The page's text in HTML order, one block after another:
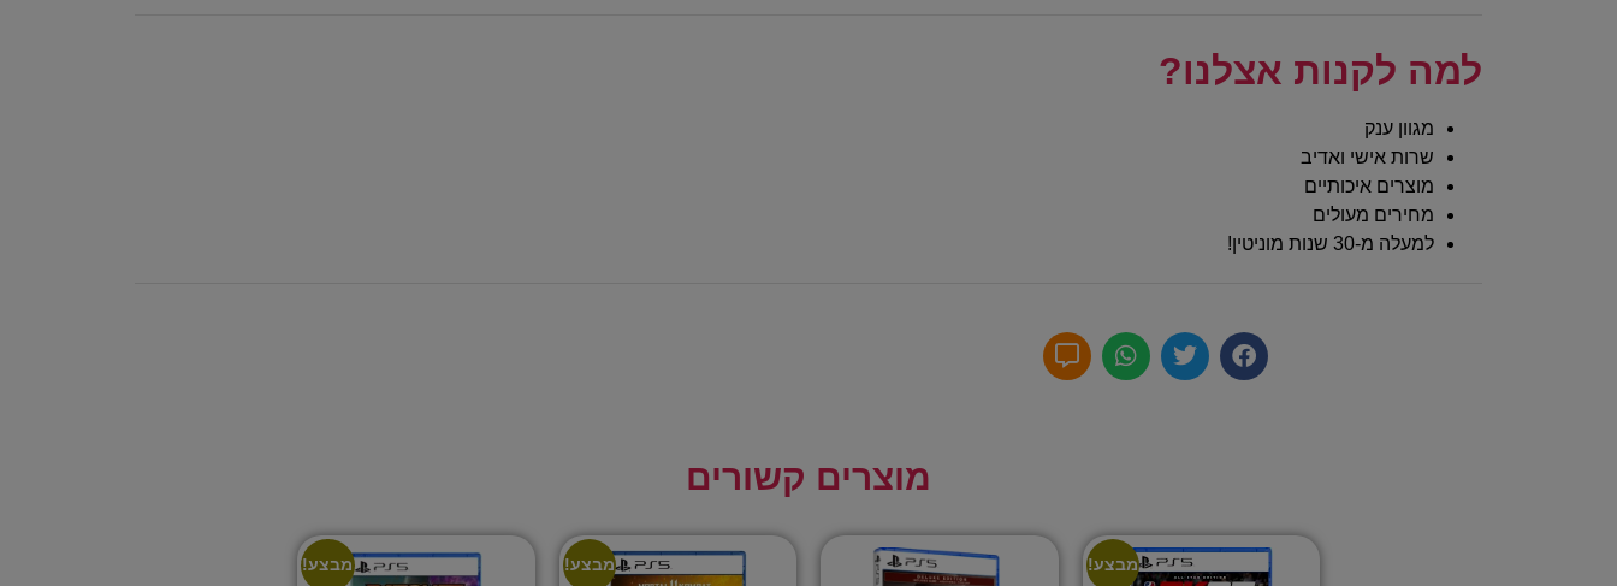
למה לקנות אצלנו?
מגוון ענק
שרות אישי ואדיב
מוצרים איכותיים
מחירים מעולים
למעלה מ-30 שנות מוניטין!
מוצרים קשורים
מבצע! מבצע! מבצע!